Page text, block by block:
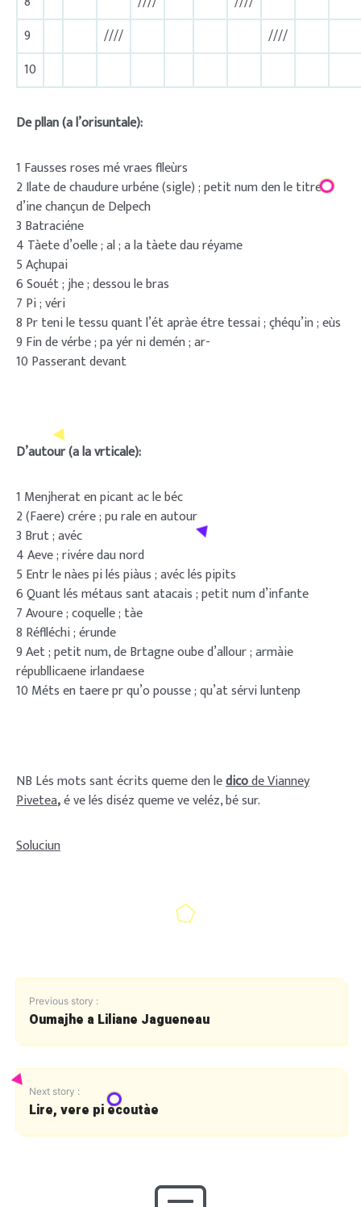
9
////
////
10
De pllan (a l’orisuntale):
1 Fausses roses mé vraes flleùrs
2 Ilate de chaudure urbéne (sigle) ; petit num den le titre
d’ine chançun de Delpech
3 Batraciéne
4 Tàete d’oelle ; al ; a la tàete dau réyame
5 Açhupai
6 Souét ; jhe ; dessou le bras
7 Pi ; véri
8 Pr teni le tessu quant l’ét apràe étre tessai ; çhéqu’in ; eùs
9 Fin de vérbe ; pa yér ni demén ; ar-
10 Passerant devant
D’autour (a la vrticale):
1 Menjherat en picant ac le béc
2 (Faere) crére ; pu rale en autour
3 Brut ; avéc
4 Aeve ; rivére dau nord
5 Entr le nàes pi lés piàus ; avéc lés pipits
6 Quant lés métaus sant atacais ; petit num d’infante
7 Avoure ; coquelle ; tàe
8 Réflléchi ; érunde
9 Aet ; petit num, de Brtagne oube d’allour ; armàie
républlicaene irlandaese
10 Méts en taere pr qu’o pousse ; qu’at sérvi luntenp
NB Lés mots sant écrits queme den ledicode Vianney
Pivetea,é ve lés diséz queme ve veléz, bé sur.
Soluciun
Previous story :
Oumajhe a Liliane Jagueneau
Next story :
Lire, vere pi écoutàe